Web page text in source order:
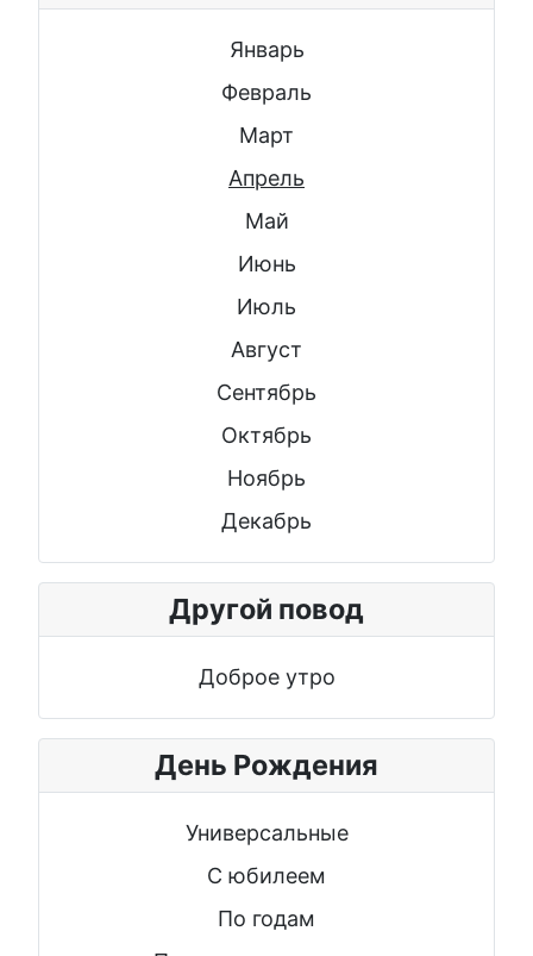
Январь
Февраль
Март
Апрель
Май
Июнь
Июль
Август
Сентябрь
Октябрь
Ноябрь
Декабрь
Другой повод
Доброе утро
День Рождения
Универсальные
С юбилеем
По годам